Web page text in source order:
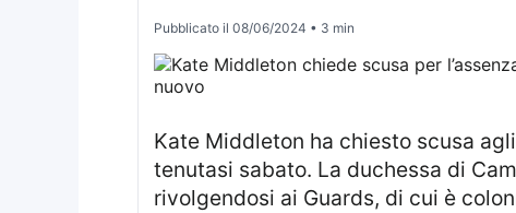
Pubblicato il 08/06/2024 • 3 min
Kate Middleton ha chiesto scusa agli Irish Guards per la sua assenza alla prova generale del Trooping the Colour,
tenutasi sabato. La duchessa di
rivolgendosi ai Guards, di cui è